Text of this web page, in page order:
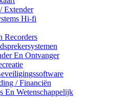
Extender
Hi-fi
Recorders
En Ontvanger
/ Financiën
En Wetenschappelijk